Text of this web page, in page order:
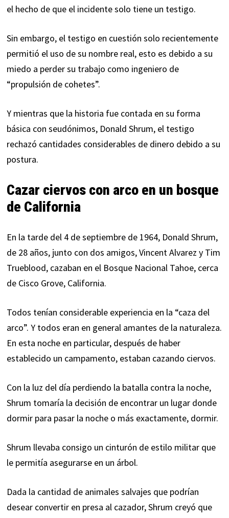
el hecho de que el incidente solo tiene un testigo.
Sin embargo, el testigo en cuestión solo recientemente
permitió el uso de su nombre real, esto es debido a su
miedo a perder su trabajo como ingeniero de
“propulsión de cohetes”.
Y mientras que la historia fue contada en su forma
básica con seudónimos, Donald Shrum, el testigo
rechazó cantidades considerables de dinero debido a su
postura.
Cazar ciervos con arco en un bosque
de California
En la tarde del 4 de septiembre de 1964, Donald Shrum,
de 28 años, junto con dos amigos, Vincent Alvarez y Tim
Trueblood, cazaban en el Bosque Nacional Tahoe, cerca
de Cisco Grove, California.
Todos tenían considerable experiencia en la “caza del
arco”. Y todos eran en general amantes de la naturaleza.
En esta noche en particular, después de haber
establecido un campamento, estaban cazando ciervos.
Con la luz del día perdiendo la batalla contra la noche,
Shrum tomaría la decisión de encontrar un lugar donde
dormir para pasar la noche o más exactamente, dormir.
Shrum llevaba consigo un cinturón de estilo militar que
le permitía asegurarse en un árbol.
Dada la cantidad de animales salvajes que podrían
desear convertir en presa al cazador, Shrum creyó que